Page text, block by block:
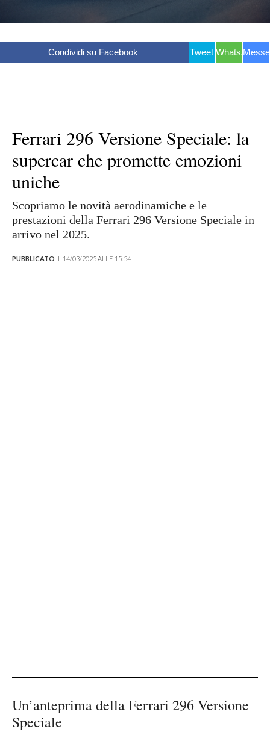
Condividi su Facebook Tweet WhatsApp
Ferrari 296 Versione Speciale: la
supercar che promette emozioni
uniche
Scopriamo le novità aerodinamiche e le
prestazioni della Ferrari 296 Versione Speciale in
arrivo nel 2025.
PUBBLICATO IL 14/03/2025 ALLE 15:54
Un’anteprima della Ferrari 296 Versione
Speciale